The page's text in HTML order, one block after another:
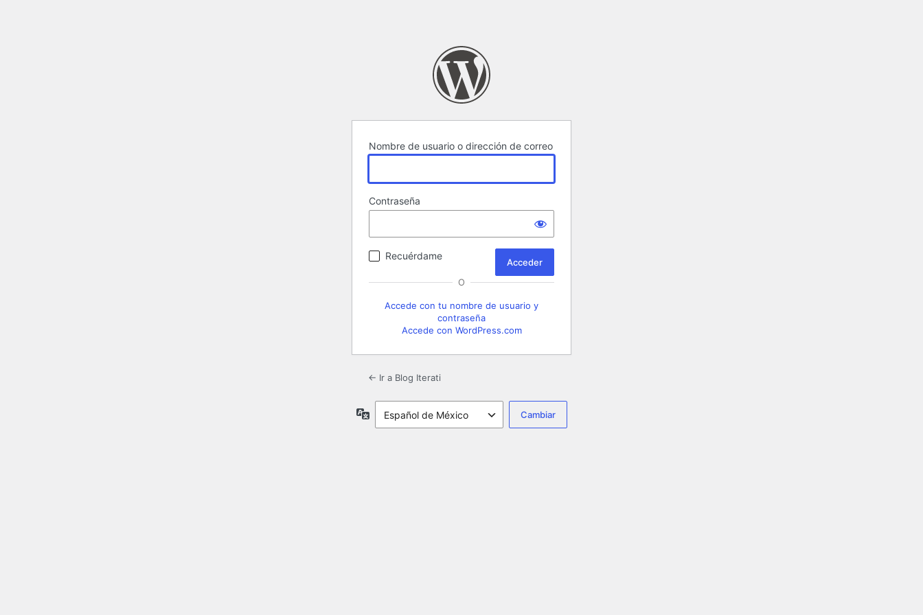
Nombre de usuario o dirección de correo
Contraseña
Recuérdame
O
Accede con tu nombre de usuario y
contraseña
Accede con WordPress.com
← Ir a Blog Iterati
Idioma